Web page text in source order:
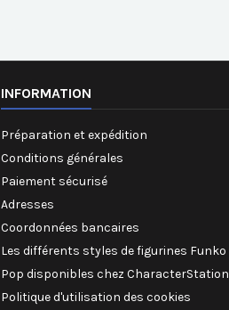
INFORMATION
Préparation et expédition
Conditions générales
Paiement sécurisé
Adresses
Coordonnées bancaires
Les différents styles de figurines Funko
Pop disponibles chez CharacterStation
Politique d'utilisation des cookies